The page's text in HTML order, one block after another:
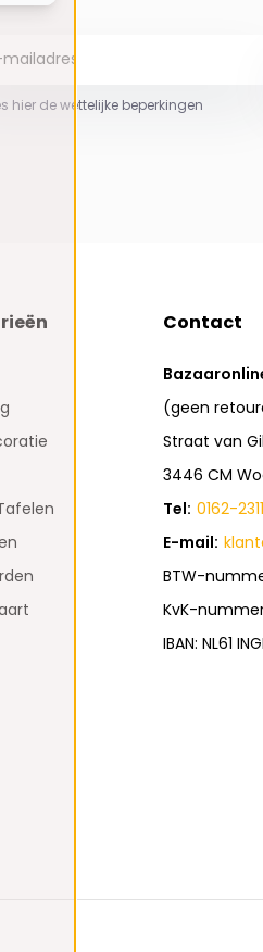
hier de wettelijke beperkingen
Contact
(geen
Straat van
3446 CM
Tel: 0162-
E-mail:
BTW-
KvK-
IBAN: NL61